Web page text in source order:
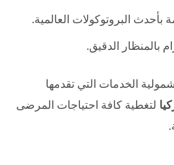
بأحدث البروتوكولات العالمية.
بالمنظار الدقيق.
الخدمات التي تقدمها
لتغطية كافة احتياجات المرضى